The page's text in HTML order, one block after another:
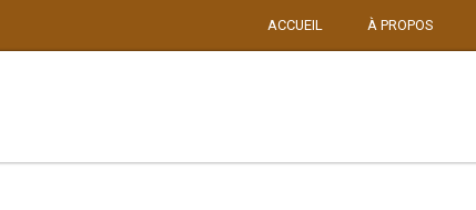
ACCUEIL À PROPOS